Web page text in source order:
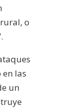
o
las
un